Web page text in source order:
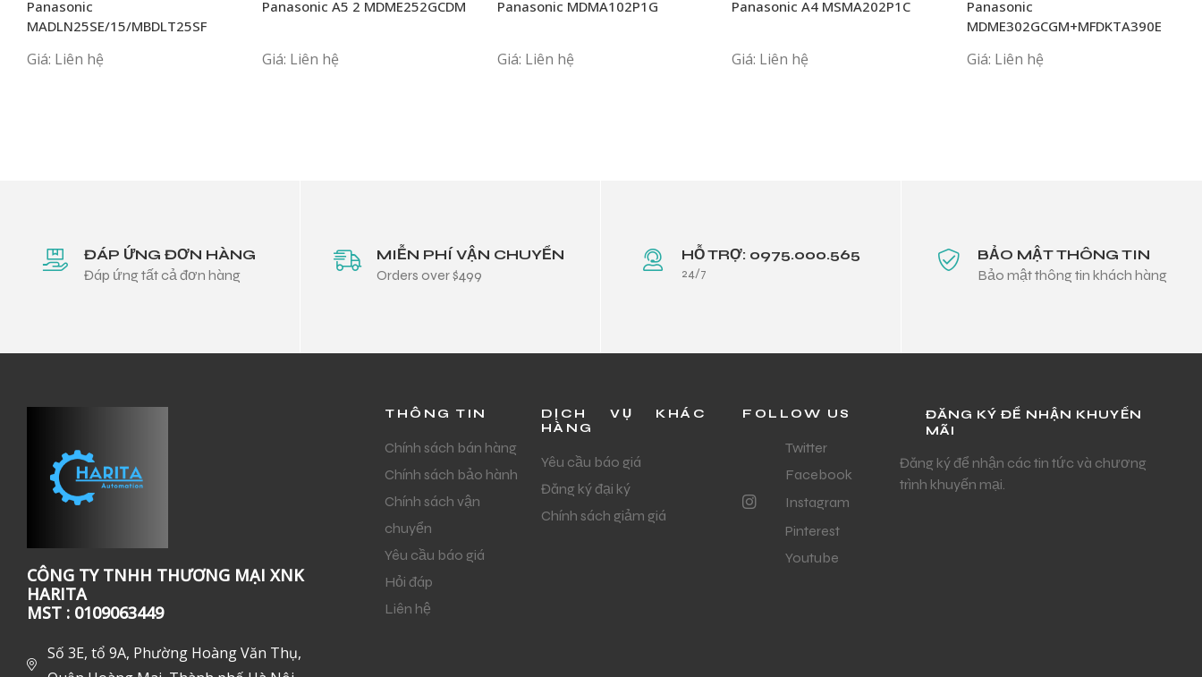
Panasonic
MADLN25SE/15/MBDLT25SF
Giá: Liên hệ
Panasonic A5 2 MDME252GCDM
Giá: Liên hệ
Panasonic MDMA102P1G
Giá: Liên hệ
Panasonic A4 MSMA202P1C
Giá: Liên hệ
Panasonic
MDME302GCGM+MFDKTA390E
Giá: Liên hệ
ĐÁP ỨNG ĐƠN HÀNG
Đáp ứng tất cả đơn hàng
MIỄN PHÍ VẬN CHUYỂN
Orders over $499
HỖ TRỢ: 0975.000.565
24/7
BẢO MẬT THÔNG TIN
Bảo mật thông tin khách hàng
CÔNG TY TNHH THƯƠNG MẠI XNK
HARITA
MST : 0109063449
Số 3E, tổ 9A, Phường Hoàng Văn Thụ,
THÔNG TIN
Chính sách bán hàng
Chính sách bảo hành
Chính sách vận
chuyển
Yêu cầu báo giá
Hỏi đáp
Liên hệ
DỊCH VỤ KHÁC
HÀNG
Yêu cầu báo giá
Đăng ký đại ký
Chính sách giảm giá
FOLLOW US
Twitter
Facebook
Instagram
Pinterest
Youtube
ĐĂNG KÝ ĐỂ NHẬN KHUYẾN
MÃI
Đăng ký để nhận các tin tức và chương
trình khuyến mại.